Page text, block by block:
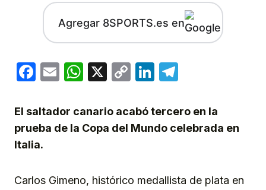
Agregar 8SPORTS.es en
Facebook
EmailWhatsApp
X
CopyLinkedIn
El saltador canario acabó tercero en la
prueba de la Copa del Mundo celebrada en
Italia.
Carlos Gimeno, histórico medallista de plata en